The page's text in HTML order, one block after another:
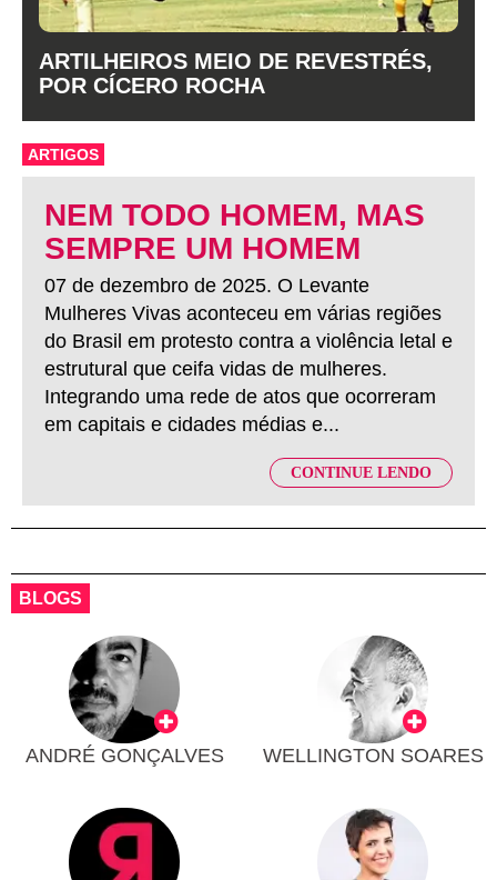
ARTILHEIROS MEIO DE REVESTRÉS,
POR CÍCERO ROCHA
ARTIGOS
NEM TODO HOMEM, MAS
SEMPRE UM HOMEM
07 de dezembro de 2025. O Levante
Mulheres Vivas aconteceu em várias regiões
do Brasil em protesto contra a violência letal e
estrutural que ceifa vidas de mulheres.
Integrando uma rede de atos que ocorreram
em capitais e cidades médias e...
CONTINUE LENDO
BLOGS
ANDRÉ GONÇALVES WELLINGTON SOARES